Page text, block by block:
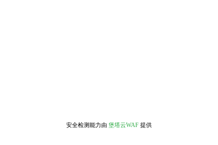
安全检测能力由 堡塔云WAF 提供